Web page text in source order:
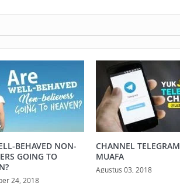
BEHAVED NON-
GOING TO
24, 2018
CHANNEL TELEGRAM
MUAFA
Agustus 03, 2018